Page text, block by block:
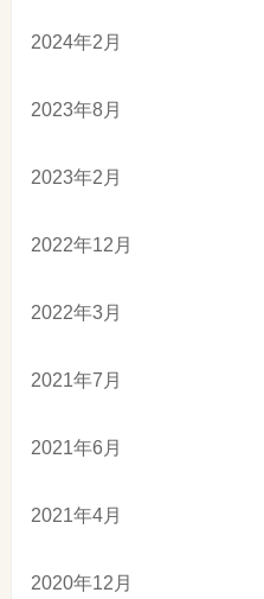
2024年2月
2023年8月
2023年2月
2022年12月
2022年3月
2021年7月
2021年6月
2021年4月
2020年12月